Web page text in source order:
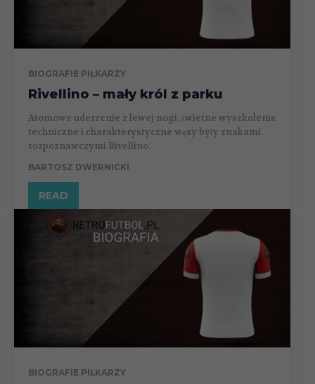
BIOGRAFIE PIŁKARZY
Rivellino – mały król z parku
Atomowe uderzenie z lewej nogi, świetne wyszkolenie
techniczne i charakterystyczne wąsy były znakami
rozpoznawczymi Rivellino.
BARTOSZ DWERNICKI
READ
BIOGRAFIE PIŁKARZY